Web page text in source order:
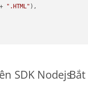
".HTML" ),
SDK NodejsBắt